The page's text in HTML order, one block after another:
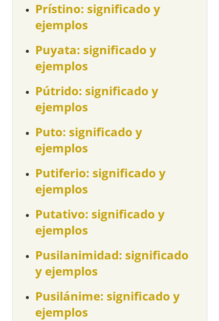
Prístino: significado y
ejemplos
Puyata: significado y
ejemplos
Pútrido: significado y
ejemplos
Puto: significado y
ejemplos
Putiferio: significado y
ejemplos
Putativo: significado y
ejemplos
Pusilanimidad: significado
y ejemplos
Pusilánime: significado y
ejemplos